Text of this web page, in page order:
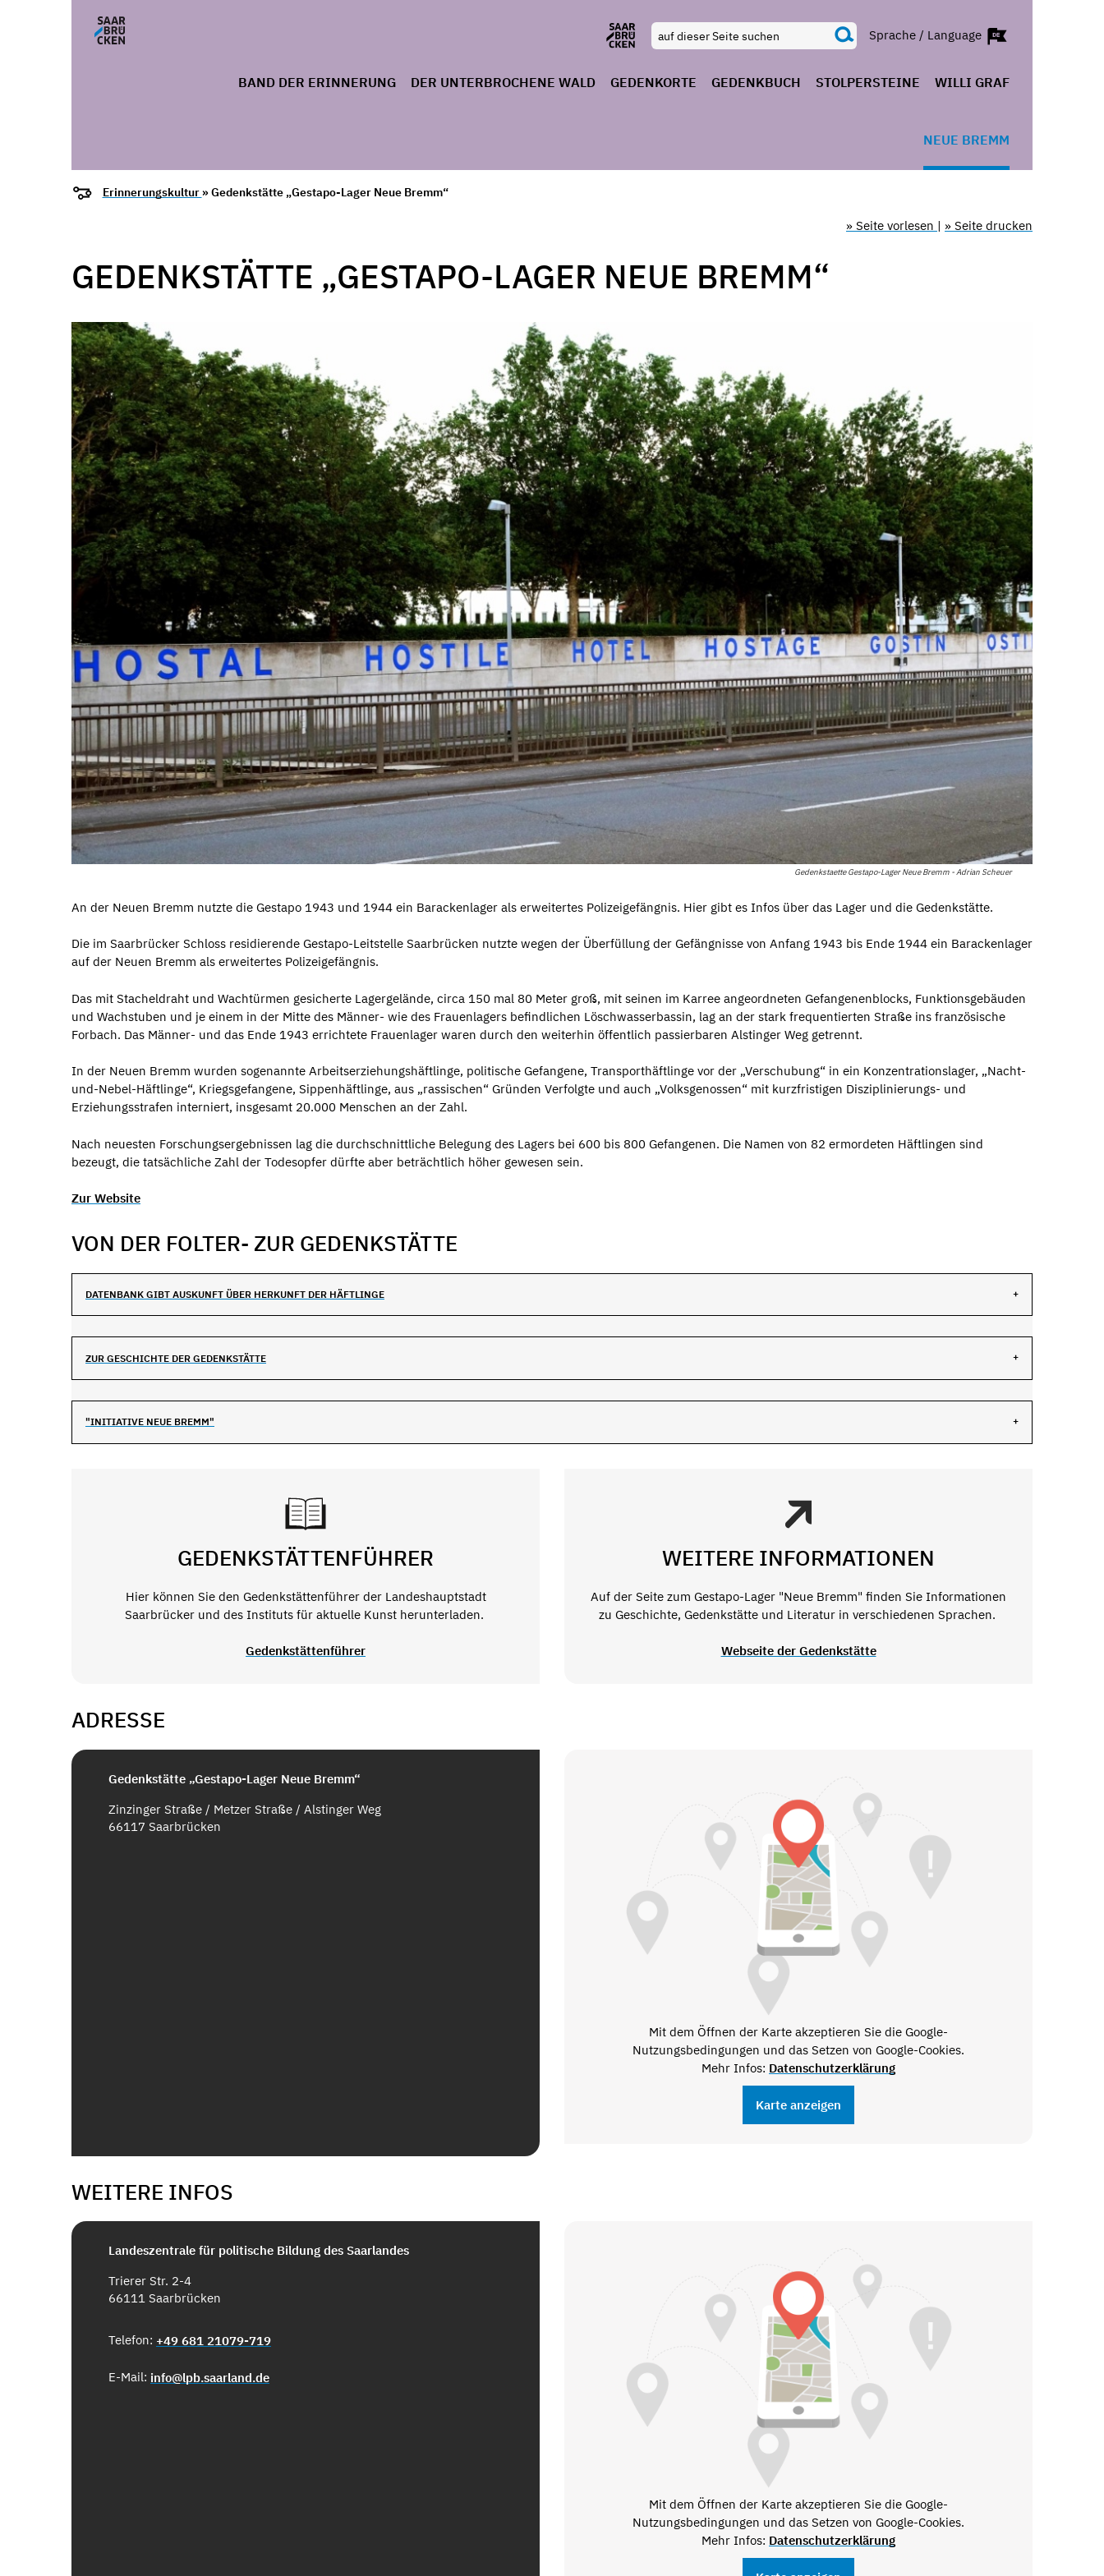
Sprache / Language
BAND DER ERINNERUNG DER UNTERBROCHENE WALD GEDENKORTE GEDENKBUCH STOLPERSTEINE WILLI GRAF
NEUE BREMM
Erinnerungskultur » Gedenkstätte „Gestapo-Lager Neue Bremm“
» Seite vorlesen | » Seite drucken
GEDENKSTÄTTE „GESTAPO-LAGER NEUE BREMM“
Gedenkstaette Gestapo-Lager Neue Bremm - Adrian Scheuer
An der Neuen Bremm nutzte die Gestapo 1943 und 1944 ein Barackenlager als erweitertes Polizeigefängnis. Hier gibt es Infos über das Lager und die Gedenkstätte.
Die im Saarbrücker Schloss residierende Gestapo-Leitstelle Saarbrücken nutzte wegen der Überfüllung der Gefängnisse von Anfang 1943 bis Ende 1944 ein Barackenlager
auf der Neuen Bremm als erweitertes Polizeigefängnis.
Das mit Stacheldraht und Wachtürmen gesicherte Lagergelände, circa 150 mal 80 Meter groß, mit seinen im Karree angeordneten Gefangenenblocks, Funktionsgebäuden
und Wachstuben und je einem in der Mitte des Männer- wie des Frauenlagers befindlichen Löschwasserbassin, lag an der stark frequentierten Straße ins französische
Forbach. Das Männer- und das Ende 1943 errichtete Frauenlager waren durch den weiterhin öffentlich passierbaren Alstinger Weg getrennt.
In der Neuen Bremm wurden sogenannte Arbeitserziehungshäftlinge, politische Gefangene, Transporthäftlinge vor der „Verschubung“ in ein Konzentrationslager, „Nacht-
und-Nebel-Häftlinge“, Kriegsgefangene, Sippenhäftlinge, aus „rassischen“ Gründen Verfolgte und auch „Volksgenossen“ mit kurzfristigen Disziplinierungs- und
Erziehungsstrafen interniert, insgesamt 20.000 Menschen an der Zahl.
Nach neuesten Forschungsergebnissen lag die durchschnittliche Belegung des Lagers bei 600 bis 800 Gefangenen. Die Namen von 82 ermordeten Häftlingen sind
bezeugt, die tatsächliche Zahl der Todesopfer dürfte aber beträchtlich höher gewesen sein.
Zur Website
VON DER FOLTER- ZUR GEDENKSTÄTTE
DATENBANK GIBT AUSKUNFT ÜBER HERKUNFT DER HÄFTLINGE
ZUR GESCHICHTE DER GEDENKSTÄTTE
"INITIATIVE NEUE BREMM"
GEDENKSTÄTTENFÜHRER
Hier können Sie den Gedenkstättenführer der Landeshauptstadt
Saarbrücker und des Instituts für aktuelle Kunst herunterladen.
Gedenkstättenführer
WEITERE INFORMATIONEN
Auf der Seite zum Gestapo-Lager "Neue Bremm" finden Sie Informationen
zu Geschichte, Gedenkstätte und Literatur in verschiedenen Sprachen.
Webseite der Gedenkstätte
ADRESSE
Gedenkstätte „Gestapo-Lager Neue Bremm“
Zinzinger Straße / Metzer Straße / Alstinger Weg
66117 Saarbrücken
Mit dem Öffnen der Karte akzeptieren Sie die Google-
Nutzungsbedingungen und das Setzen von Google-Cookies.
Mehr Infos: Datenschutzerklärung
Karte anzeigen
WEITERE INFOS
Landeszentrale für politische Bildung des Saarlandes
Trierer Str. 2-4
66111 Saarbrücken
Telefon: +49 681 21079-719
E-Mail: info@lpb.saarland.de
Mit dem Öffnen der Karte akzeptieren Sie die Google-
Nutzungsbedingungen und das Setzen von Google-Cookies.
Mehr Infos: Datenschutzerklärung